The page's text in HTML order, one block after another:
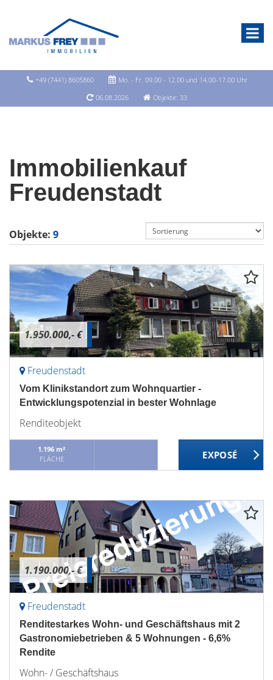
+49 (7441) 8605860
Mo. - Fr. 09.00 - 12.00 und 14.00-17.00 Uhr
06.08.2026
Objekte: 33
Immobilienkauf
Freudenstadt
Objekte: 9
1.950.000,- €
Freudenstadt
Vom Klinikstandort zum Wohnquartier -
Entwicklungspotenzial in bester Wohnlage
Renditeobjekt
1.196 m²
FLÄCHE
1.190.000,- €
Freudenstadt
Renditestarkes Wohn- und Geschäftshaus mit 2
Gastronomiebetrieben & 5 Wohnungen - 6,6%
Rendite
Wohn- / Geschäftshaus